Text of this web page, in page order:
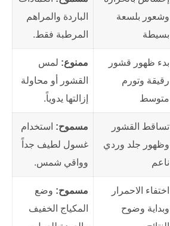
وشعور بلسعة
بسيطة
الباردة والمراهم
المرطبة فقط.
بدء ظهور قشور
رقيقة وتورم
متوسط
ممنوع: لمس
القشور أو محاولة
إزالتها يدوياً.
تساقط القشور
وظهور جلد وردي
ناعم
مسموح: استخدام
غسول لطيف جداً
وواقي شمس.
اختفاء الاحمرار
وبداية وضوح
مسموح: وضع
المكياج الخفيف